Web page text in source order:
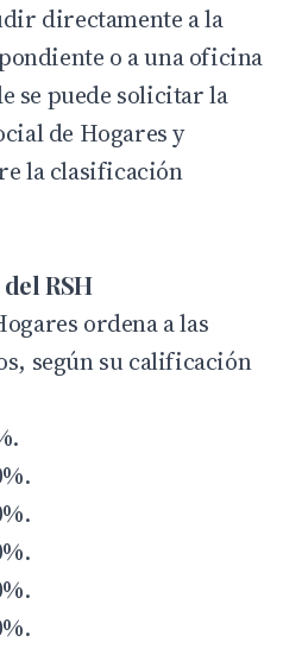
directamente a la
o a una oficina
se puede solicitar la
de Hogares y
la clasificación
RSH
ordena a las
según su calificación